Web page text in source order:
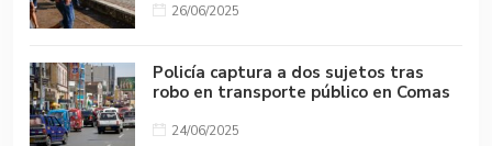
26/06/2025
Policía captura a dos sujetos tras
robo en transporte público en Comas
24/06/2025